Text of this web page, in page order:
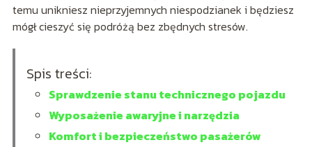
temu unikniesz nieprzyjemnych niespodzianek i będziesz
mógł cieszyć się podróżą bez zbędnych stresów.
Spis treści:
Sprawdzenie stanu technicznego pojazdu
Wyposażenie awaryjne i narzędzia
Komfort i bezpieczeństwo pasażerów